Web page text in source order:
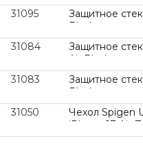
31095
Защитное
Black
31084
Защитное
Air Black
31083
Защитное
Black
31050
Чехол Spigen
iPhone 17 Air